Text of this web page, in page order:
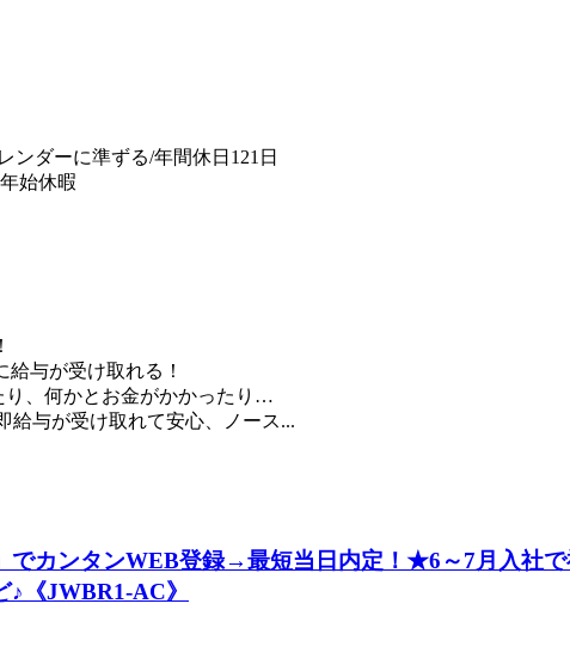
ンダーに準ずる/年間休日121日
始休暇
与が受け取れる！
り、何かとお金がかかったり…
給与が受け取れて安心、ノース...
でカンタンWEB登録→最短当日内定！★6～7月入
《JWBR1-AC》